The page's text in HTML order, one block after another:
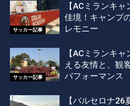
サッカー記事
【ACミランキ
佳境！キャンプ
レモニー
サッカー記事
【ACミランキ
える友情と、観
パフォーマンス
【バルセロナ26